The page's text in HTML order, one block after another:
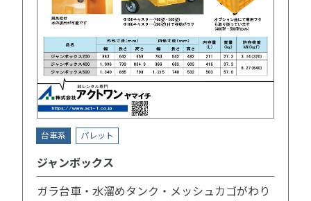
台車系 パレット
ジャンボックス
ガラ台車・水溜めタンク・メッシュカゴがわり